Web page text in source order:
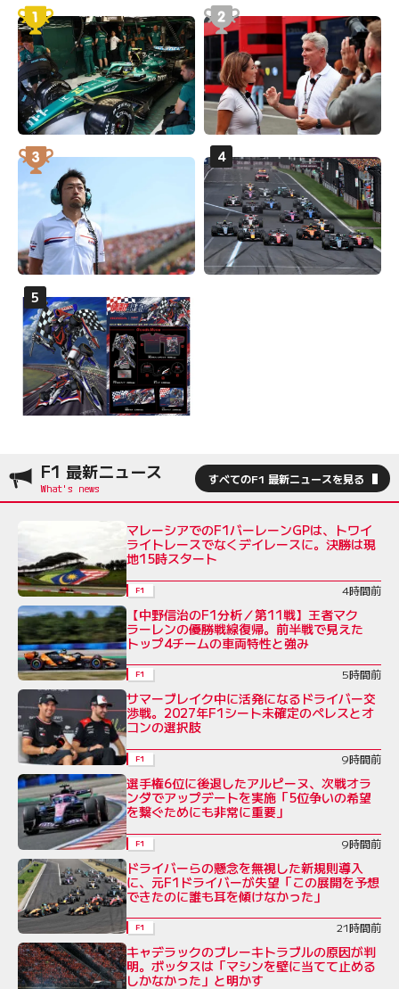
F1 最新ニュース すべてのF1 最新ニュースを見る
マレーシアでのF1バーレーンGPは、トワイ
ライトレースでなくデイレースに。決勝は現
地15時スタート
F1 4時間前
【中野信治のF1分析／第11戦】王者マク
ラーレンの優勝戦線復帰。前半戦で見えた
トップ4チームの車両特性と強み
F1 5時間前
サマーブレイク中に活発になるドライバー交
渉戦。2027年F1シート未確定のペレスとオ
コンの選択肢
F1 9時間前
選手権6位に後退したアルピーヌ、次戦オラ
ンダでアップデートを実施「5位争いの希望
を繋ぐためにも非常に重要」
F1 9時間前
ドライバーらの懸念を無視した新規則導入
に、元F1ドライバーが失望「この展開を予想
できたのに誰も耳を傾けなかった」
F1 21時間前
キャデラックのブレーキトラブルの原因が判
明。ボッタスは「マシンを壁に当てて止める
しかなかった」と明かす